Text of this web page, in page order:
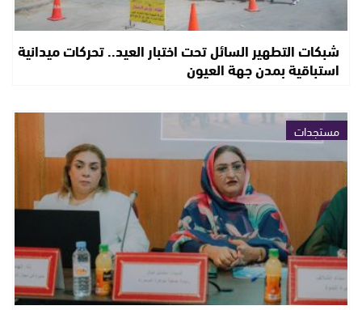
شبكات التطهير السائل تحت اختبار العيد.. تحركات ميدانية
استباقية بمدن جهة العيون
مستجدات